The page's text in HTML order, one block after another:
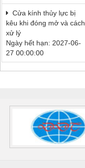
Cửa kính thủy lực bị
kêu khi đóng mở và cách
xử lý
Ngày hết hạn: 2027-06-
27 00:00:00